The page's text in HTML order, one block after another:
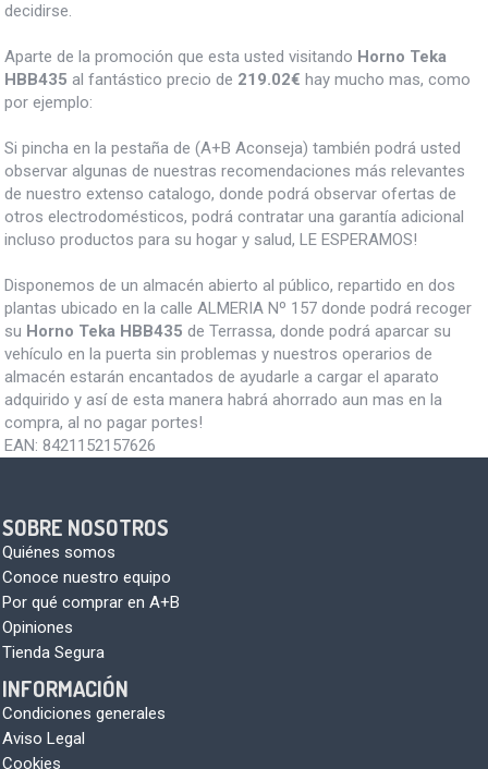
decidirse.
Aparte de la promoción que esta usted visitando Horno Teka
HBB435 al fantástico precio de 219.02€ hay mucho mas, como
por ejemplo:
Si pincha en la pestaña de (A+B Aconseja) también podrá usted
observar algunas de nuestras recomendaciones más relevantes
de nuestro extenso catalogo, donde podrá observar ofertas de
otros electrodomésticos, podrá contratar una garantía adicional
incluso productos para su hogar y salud, LE ESPERAMOS!
Disponemos de un almacén abierto al público, repartido en dos
plantas ubicado en la calle ALMERIA Nº 157 donde podrá recoger
su Horno Teka HBB435 de Terrassa, donde podrá aparcar su
vehículo en la puerta sin problemas y nuestros operarios de
almacén estarán encantados de ayudarle a cargar el aparato
adquirido y así de esta manera habrá ahorrado aun mas en la
compra, al no pagar portes!
EAN: 8421152157626
SOBRE NOSOTROS
Quiénes somos
Conoce nuestro equipo
Por qué comprar en A+B
Opiniones
Tienda Segura
INFORMACIÓN
Condiciones generales
Aviso Legal
Cookies